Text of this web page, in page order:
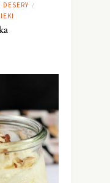
DESERY /